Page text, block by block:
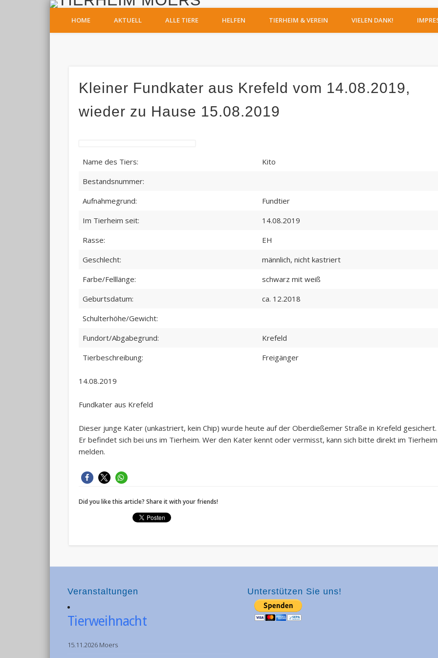
HOME AKTUELL ALLE TIERE HELFEN TIERHEIM & VEREIN VIELEN DANK!
Kleiner Fundkater aus Krefeld vom 14.08.2019,
wieder zu Hause 15.08.2019
Name des Tiers:
Kito
Bestandsnummer:
Aufnahmegrund:
Fundtier
Im Tierheim seit:
14.08.2019
Rasse:
EH
Geschlecht:
männlich, nicht kastriert
Farbe/Felllänge:
schwarz mit weiß
Geburtsdatum:
ca. 12.2018
Schulterhöhe/Gewicht:
Fundort/Abgabegrund:
Krefeld
Tierbeschreibung:
Freigänger
14.08.2019
Fundkater aus Krefeld
Dieser junge Kater (unkastriert, kein Chip) wurde heute auf der Oberdießemer Straße in Krefeld gesichert.
Er befindet sich bei uns im Tierheim. Wer den Kater kennt oder vermisst, kann sich bitte direkt im Tierheim
melden.
Did you like this article? Share it with your friends!
Veranstaltungen
Tierweihnacht
15.11.2026 Moers
Unterstützen Sie uns!